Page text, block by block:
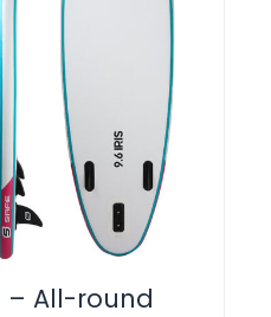
– All-round